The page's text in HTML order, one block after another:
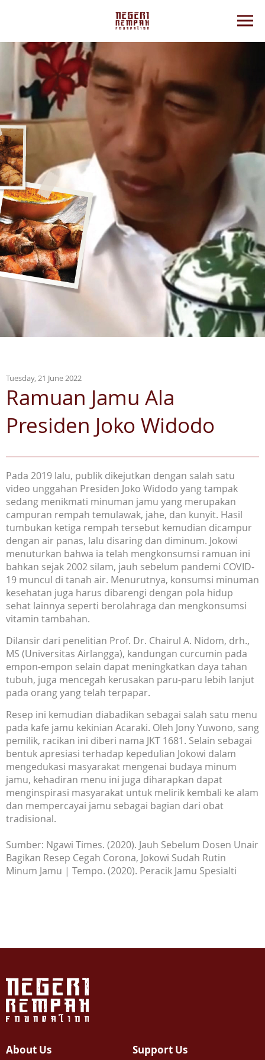
Tuesday, 21 June 2022
Ramuan Jamu Ala
Presiden Joko Widodo
Pada 2019 lalu, publik dikejutkan dengan salah satu
video unggahan Presiden Joko Widodo yang tampak
sedang menikmati minuman jamu yang merupakan
campuran rempah temulawak, jahe, dan kunyit. Hasil
tumbukan ketiga rempah tersebut kemudian dicampur
dengan air panas, lalu disaring dan diminum. Jokowi
menuturkan bahwa ia telah mengkonsumsi ramuan ini
bahkan sejak 2002 silam, jauh sebelum pandemi COVID-
19 muncul di tanah air. Menurutnya, konsumsi minuman
kesehatan juga harus dibarengi dengan pola hidup
sehat lainnya seperti berolahraga dan mengkonsumsi
vitamin tambahan.
Dilansir dari penelitian Prof. Dr. Chairul A. Nidom, drh.,
MS (Universitas Airlangga), kandungan curcumin pada
empon-empon selain dapat meningkatkan daya tahan
tubuh, juga mencegah kerusakan paru-paru lebih lanjut
pada orang yang telah terpapar.
Resep ini kemudian diabadikan sebagai salah satu menu
pada kafe jamu kekinian Acaraki. Oleh Jony Yuwono, sang
pemilik, racikan ini diberi nama JKT 1681. Selain sebagai
bentuk apresiasi terhadap kepedulian Jokowi dalam
mengedukasi masyarakat mengenai budaya minum
jamu, kehadiran menu ini juga diharapkan dapat
menginspirasi masyarakat untuk melirik kembali ke alam
dan mempercayai jamu sebagai bagian dari obat
tradisional.
Sumber: Ngawi Times. (2020). Jauh Sebelum Dosen Unair
Bagikan Resep Cegah Corona, Jokowi Sudah Rutin
Minum Jamu | Tempo. (2020). Peracik Jamu Spesialti
About Us Support Us